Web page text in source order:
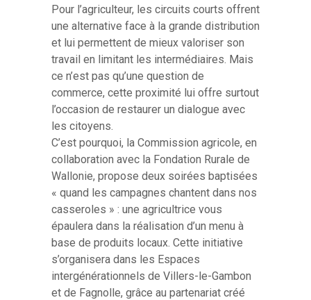
Pour l’agriculteur, les circuits courts offrent
une alternative face à la grande distribution
et lui permettent de mieux valoriser son
travail en limitant les intermédiaires. Mais
ce n’est pas qu’une question de
commerce, cette proximité lui offre surtout
l’occasion de restaurer un dialogue avec
les citoyens.
C’est pourquoi, la Commission agricole, en
collaboration avec la Fondation Rurale de
Wallonie, propose deux soirées baptisées
« quand les campagnes chantent dans nos
casseroles » : une agricultrice vous
épaulera dans la réalisation d’un menu à
base de produits locaux. Cette initiative
s’organisera dans les Espaces
intergénérationnels de Villers-le-Gambon
et de Fagnolle, grâce au partenariat créé